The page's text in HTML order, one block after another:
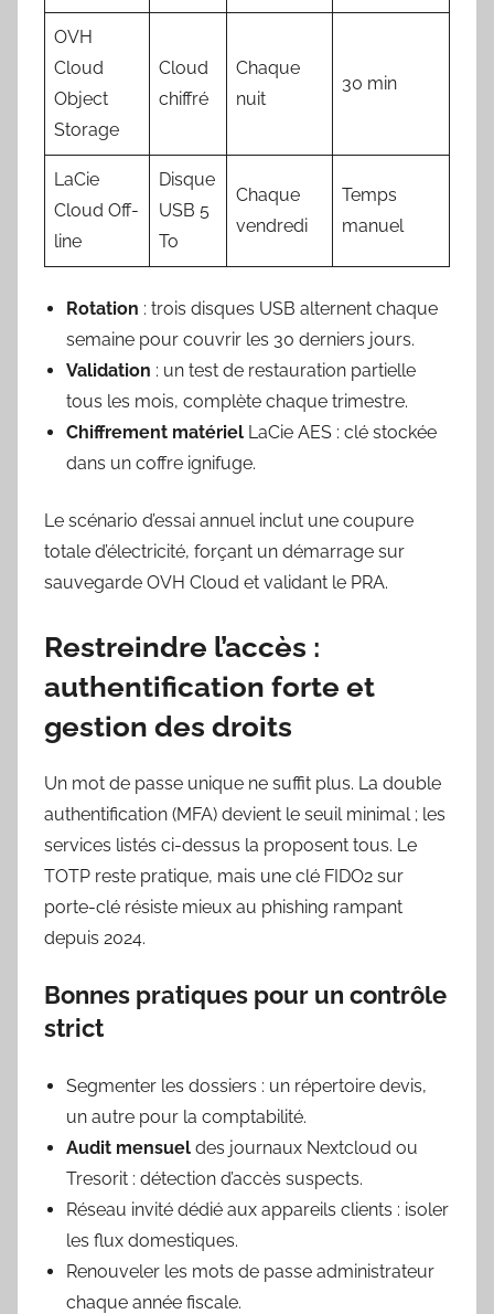
OVH
Cloud
Object
Storage
Cloud
chiffré
Chaque
nuit
30 min
LaCie
Cloud Off-
line
Disque
USB 5
To
Chaque
vendredi
Temps
manuel
Rotation : trois disques USB alternent chaque
semaine pour couvrir les 30 derniers jours.
Validation : un test de restauration partielle
tous les mois, complète chaque trimestre.
Chiffrement matériel LaCie AES : clé stockée
dans un coffre ignifuge.
Le scénario d’essai annuel inclut une coupure
totale d’électricité, forçant un démarrage sur
sauvegarde OVH Cloud et validant le PRA.
Restreindre l’accès :
authentification forte et
gestion des droits
Un mot de passe unique ne suffit plus. La double
authentification (MFA) devient le seuil minimal ; les
services listés ci-dessus la proposent tous. Le
TOTP reste pratique, mais une clé FIDO2 sur
porte-clé résiste mieux au phishing rampant
depuis 2024.
Bonnes pratiques pour un contrôle
strict
Segmenter les dossiers : un répertoire devis,
un autre pour la comptabilité.
Audit mensuel des journaux Nextcloud ou
Tresorit : détection d’accès suspects.
Réseau invité dédié aux appareils clients : isoler
les flux domestiques.
Renouveler les mots de passe administrateur
chaque année fiscale.